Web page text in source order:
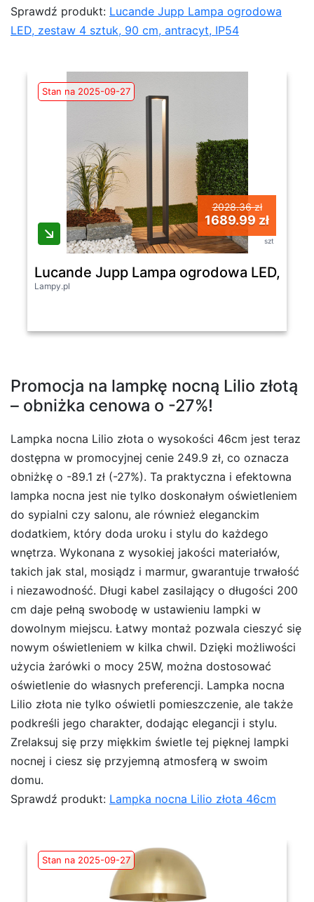
Sprawdź produkt: Lucande Jupp Lampa ogrodowa
LED, zestaw 4 sztuk, 90 cm, antracyt, IP54
Stan na 2025-09-27
2028.36 zł
1689.99 zł
szt
Lucande Jupp Lampa ogrodowa LED,
Lampy.pl
Promocja na lampkę nocną Lilio złotą
– obniżka cenowa o -27%!
Lampka nocna Lilio złota o wysokości 46cm jest teraz
dostępna w promocyjnej cenie 249.9 zł, co oznacza
obniżkę o -89.1 zł (-27%). Ta praktyczna i efektowna
lampka nocna jest nie tylko doskonałym oświetleniem
do sypialni czy salonu, ale również eleganckim
dodatkiem, który doda uroku i stylu do każdego
wnętrza. Wykonana z wysokiej jakości materiałów,
takich jak stal, mosiądz i marmur, gwarantuje trwałość
i niezawodność. Długi kabel zasilający o długości 200
cm daje pełną swobodę w ustawieniu lampki w
dowolnym miejscu. Łatwy montaż pozwala cieszyć się
nowym oświetleniem w kilka chwil. Dzięki możliwości
użycia żarówki o mocy 25W, można dostosować
oświetlenie do własnych preferencji. Lampka nocna
Lilio złota nie tylko oświetli pomieszczenie, ale także
podkreśli jego charakter, dodając elegancji i stylu.
Zrelaksuj się przy miękkim świetle tej pięknej lampki
nocnej i ciesz się przyjemną atmosferą w swoim
domu.
Sprawdź produkt: Lampka nocna Lilio złota 46cm
Stan na 2025-09-27